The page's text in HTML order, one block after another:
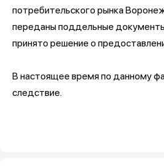
потребительского рынка
переданы поддельные
принято решение о
В настоящее время по данному
следствие.